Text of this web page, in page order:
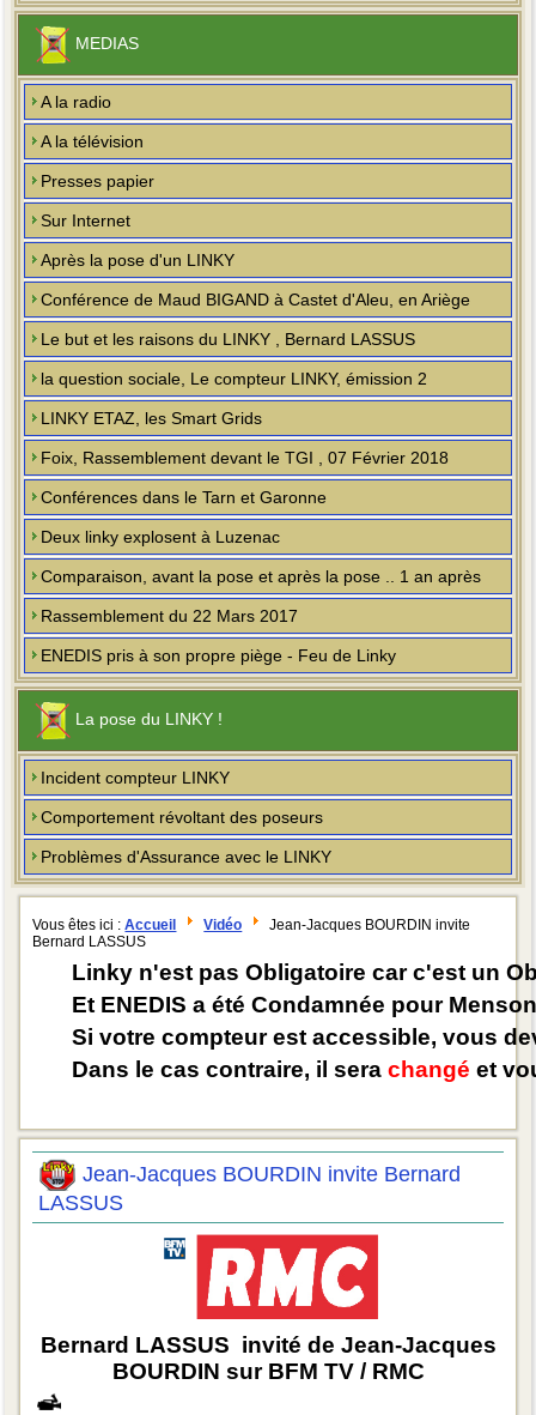
MEDIAS
A la radio
A la télévision
Presses papier
Sur Internet
Après la pose d'un LINKY
Conférence de Maud BIGAND à Castet d'Aleu, en Ariège
Le but et les raisons du LINKY , Bernard LASSUS
la question sociale, Le compteur LINKY, émission 2
LINKY ETAZ, les Smart Grids
Foix, Rassemblement devant le TGI , 07 Février 2018
Conférences dans le Tarn et Garonne
Deux linky explosent à Luzenac
Comparaison, avant la pose et après la pose .. 1 an après
Rassemblement du 22 Mars 2017
ENEDIS pris à son propre piège - Feu de Linky
La pose du LINKY !
Incident compteur LINKY
Comportement révoltant des poseurs
Problèmes d'Assurance avec le LINKY
Vous êtes ici :Accueil Vidéo
Jean-Jacques BOURDIN invite
Bernard LASSUS
Linky n'est pas Obligatoire car c'est un
Et ENEDIS a été Condamnée pour
Si votre compteur est accessible, vous
Dans le cas contraire, il serachangé et
Jean-Jacques BOURDIN invite Bernard
LASSUS
Bernard LASSUS invité de Jean-Jacques
BOURDIN sur BFM TV / RMC